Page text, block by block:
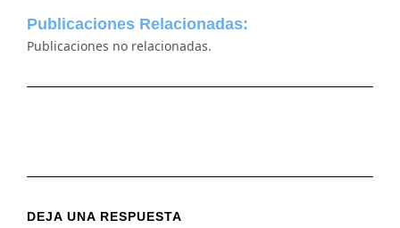
Publicaciones Relacionadas:
Publicaciones no relacionadas.
DEJA UNA RESPUESTA